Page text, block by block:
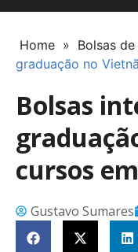
Home » Bolsas
graduação no
Bolsas
cursos
Gustavo Sumares